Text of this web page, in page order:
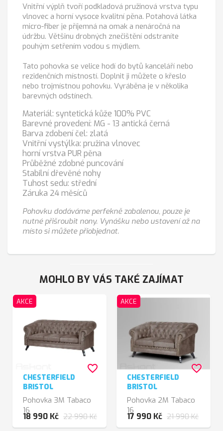
Vnitřní výplň tvoří podkladová pružinová vrstva typu
vlnovec a horní vysoce kvalitní pěna. Potahová látka
micro-fiber je příjemná na omak a nenáročná na
údržbu. Většinu drobných znečištění odstraníte
pouhým setřením vodou s mýdlem.
Tato pohovka se velice hodí do bytů kanceláří nebo
rezidenčních místností. Doplnit ji můžete o křeslo
nebo trojmístnou pohovku. Vyráběna je v několika
barevných odstínech.
Materiál: syntetická kůže 100% PVC
Barevné provedení: MG - 13 antická černá
Barva zdobení čel: zlatá
Vnitřní vystýlka: pružina vlnovec
horní vrstva PUR pěna
Průběžné zdobné puncování
Stabilní dřevěné nohy
Tuhost sedu: střední
Záruka 24 měsíců
Pohovku dodáváme perfekně zabalenou, pouze je
nutné přišroubit nony. Vynášku nebo ustavení až na
místo si můžete přiobjednat.
MOHLO BY VÁS TAKÉ ZAJÍMAT
AKCE
CHESTERFIELD
BRISTOL
Pohovka 3M Tabaco
16
18 990 Kč 22 990 Kč
favorite_border
AKCE
CHESTERFIELD
BRISTOL
Pohovka 2M Tabaco
16
17 990 Kč 21 990 Kč
favorite_border